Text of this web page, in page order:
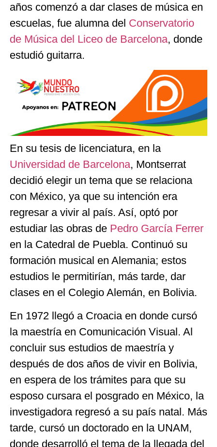
años comenzó a dar clases de música en
escuelas, fue alumna del Conservatorio
de Música del Liceo de Barcelona, donde
estudió guitarra.
En su tesis de licenciatura, en la
Universidad de Barcelona, Montserrat
decidió elegir un tema que se relaciona
con México, ya que su intención era
regresar a vivir al país. Así, optó por
estudiar las obras de Pedro García Ferrer
en la Catedral de Puebla. Continuó su
formación musical en Alemania; estos
estudios le permitirían, más tarde, dar
clases en el Colegio Alemán, en Bolivia.
En 1972 llegó a Croacia en donde cursó
la maestría en Comunicación Visual. Al
concluir sus estudios de maestría y
después de dos años de vivir en Bolivia,
en espera de los trámites para que su
esposo cursara el posgrado en México, la
investigadora regresó a su país natal. Más
tarde, cursó un doctorado en la UNAM,
donde desarrolló el tema de la llegada del